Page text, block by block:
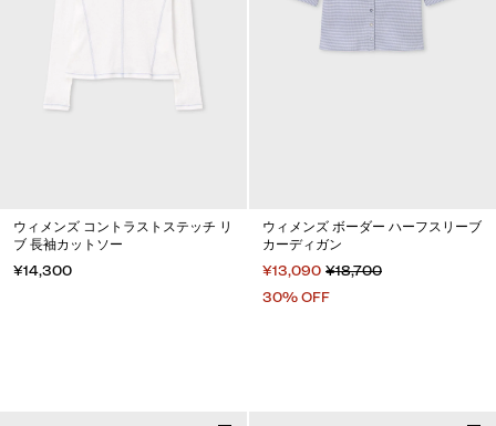
ウィメンズ コントラストステッチ リ
ブ 長袖カットソー
¥14,300
ウィメンズ ボーダー ハーフスリーブ
カーディガン
¥13,090 ¥18,700
30% OFF